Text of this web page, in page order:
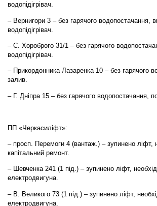
водопідігрівач.
– Вернигори 3 – без гарячого водопостачання,
водопідігрівач.
– С. Хороброго 31/1 – без гарячого
водопідігрівач.
– Прикордонника Лазаренка 10 – без гарячого
залив.
– Г. Дніпра 15 – без гарячого водопостачання,
ПП «Черкасиліфт»:
– просп. Перемоги 4 (вантаж.) – зупинено ліфт,
капітальний ремонт.
– Шевченка 241 (1 під.) – зупинено ліфт,
електродвигуна.
– В. Великого 73 (1 під.) – зупинено ліфт,
електродвигуна.